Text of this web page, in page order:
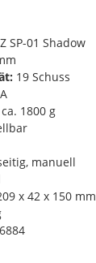
SP-01 Shadow
19 Schuss
ca. 1800 g
manuell
x 42 x 150 mm